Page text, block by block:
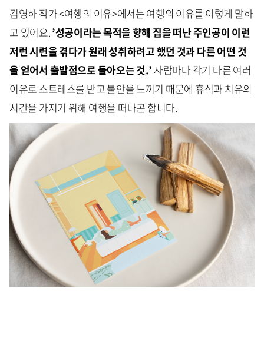
김영하 작가 <여행의 이유>에서는 여행의 이유를 이렇게 말하
고 있어요.’성공이라는 목적을 향해 집을 떠난 주인공이 이런
저런 시련을 겪다가 원래 성취하려고 했던 것과 다른 어떤 것
을 얻어서 출발점으로 돌아오는 것.’ 사람마다 각기 다른 여러
이유로 스트레스를 받고 불안을 느끼기 때문에 휴식과 치유의
시간을 가지기 위해 여행을 떠나곤 합니다.